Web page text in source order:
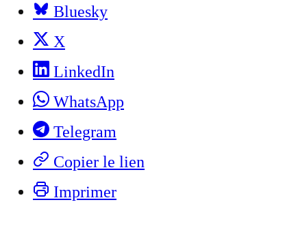
Bluesky
X
LinkedIn
WhatsApp
Telegram
Copier le lien
Imprimer